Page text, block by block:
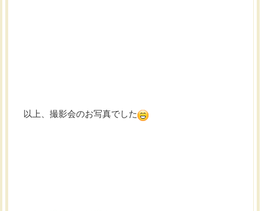
以上、撮影会のお写真でした